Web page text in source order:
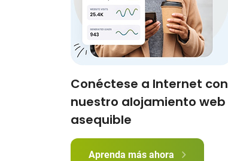
Conéctese a Internet con
nuestro alojamiento web
asequible
Aprenda más ahora